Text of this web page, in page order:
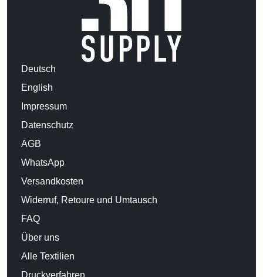
Deutsch
English
Impressum
Datenschutz
AGB
WhatsApp
Versandkosten
Widerruf, Retoure und Umtausch
FAQ
Über uns
Alle Textilien